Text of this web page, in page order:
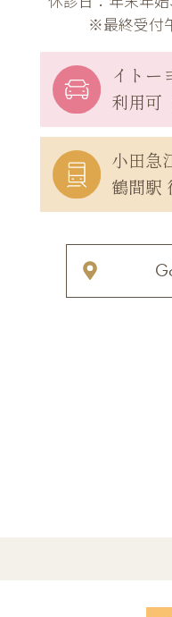
※最終受付
イトー
利用可
小田急
鶴間駅